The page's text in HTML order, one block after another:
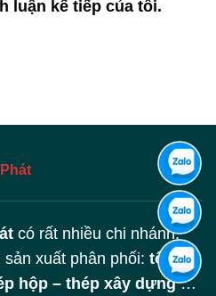
luận kế tiếp của tôi.
có rất nhiều chi nhánh,
xuất phân phối: tôn –
hộp – thép xây dựng…